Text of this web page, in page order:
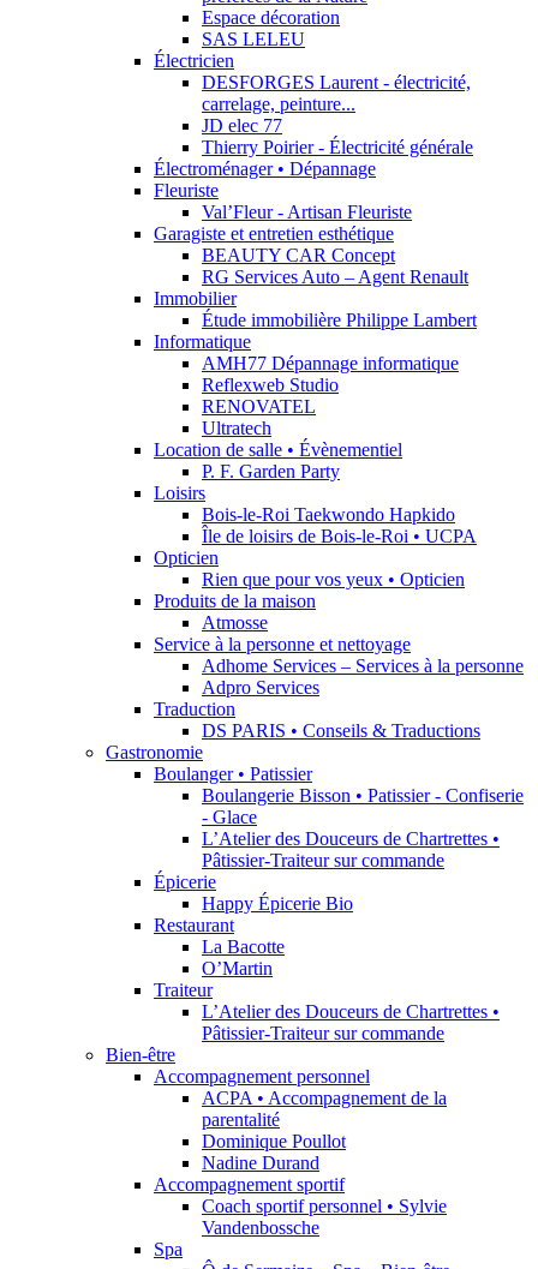
Espace décoration
SAS LELEU
Électricien
DESFORGES Laurent - électricité,
carrelage, peinture...
JD elec 77
Thierry Poirier - Électricité générale
Électroménager • Dépannage
Fleuriste
Val’Fleur - Artisan Fleuriste
Garagiste et entretien esthétique
BEAUTY CAR Concept
RG Services Auto – Agent Renault
Immobilier
Étude immobilière Philippe Lambert
Informatique
AMH77 Dépannage informatique
Reflexweb Studio
RENOVATEL
Ultratech
Location de salle • Évènementiel
P. F. Garden Party
Loisirs
Bois-le-Roi Taekwondo Hapkido
Île de loisirs de Bois-le-Roi • UCPA
Opticien
Rien que pour vos yeux • Opticien
Produits de la maison
Atmosse
Service à la personne et nettoyage
Adhome Services – Services à la personne
Adpro Services
Traduction
DS PARIS • Conseils & Traductions
Gastronomie
Boulanger • Patissier
Boulangerie Bisson • Patissier - Confiserie
- Glace
L’Atelier des Douceurs de Chartrettes •
Pâtissier-Traiteur sur commande
Épicerie
Happy Épicerie Bio
Restaurant
La Bacotte
O’Martin
Traiteur
L’Atelier des Douceurs de Chartrettes •
Pâtissier-Traiteur sur commande
Bien-être
Accompagnement personnel
ACPA • Accompagnement de la
parentalité
Dominique Poullot
Nadine Durand
Accompagnement sportif
Coach sportif personnel • Sylvie
Vandenbossche
Spa